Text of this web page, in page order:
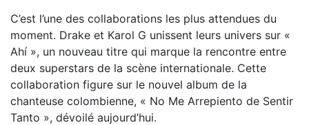
C’est l’une des collaborations les plus attendues du
moment. Drake et Karol G unissent leurs univers sur «
Ahí », un nouveau titre qui marque la rencontre entre
deux superstars de la scène internationale. Cette
collaboration figure sur le nouvel album de la
chanteuse colombienne, « No Me Arrepiento de Sentir
Tanto », dévoilé aujourd’hui.